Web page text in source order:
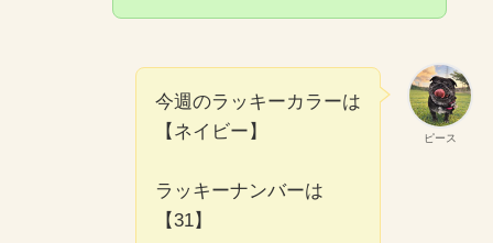
ピース
今週のラッキーカラーは
【ネイビー】
ラッキーナンバーは
【31】